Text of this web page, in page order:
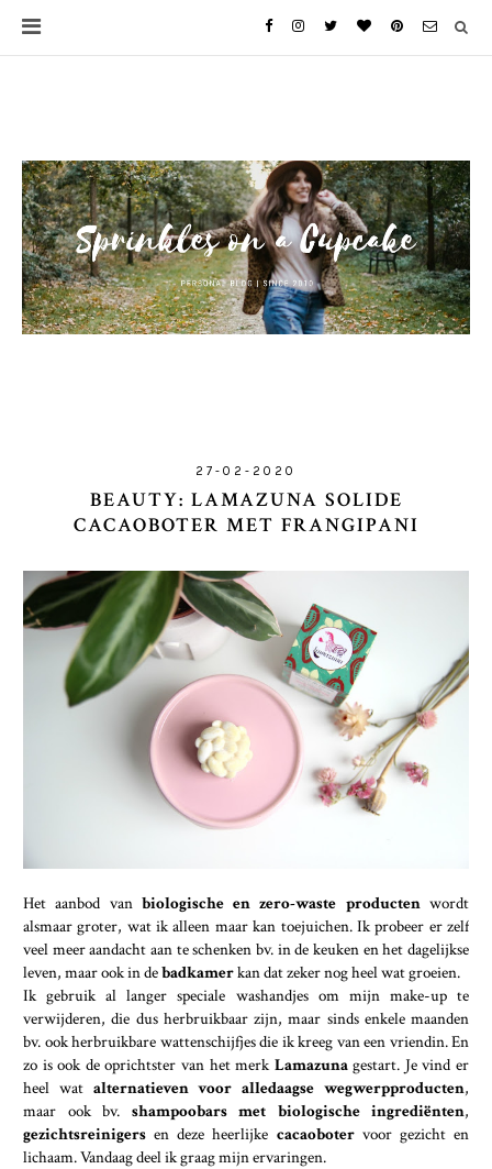
27-02-2020
BEAUTY: LAMAZUNA SOLIDE
CACAOBOTER MET FRANGIPANI
Het aanbod van biologische en zero-waste productenwordt
alsmaar groter, wat ik alleen maar kan toejuichen. Ik probeer er zelf
veel meer aandacht aan te schenken bv. in de keuken en het dagelijkse
leven, maar ook in debadkamerkan dat zeker nog heel wat groeien.
Ik gebruik al langer speciale washandjes om mijn make-up te
verwijderen, die dus herbruikbaar zijn, maar sinds enkele maanden
bv. ook herbruikbare wattenschijfjes die ik kreeg van een vriendin. En
zo is ook de oprichtster van het merk Lamazunagestart. Je vind er
heel wat alternatieven voor alledaagse wegwerpproducten,
maar ook bv. shampoobars met biologische ingrediënten,
gezichtsreinigersen deze heerlijke cacaoboter voor gezicht en
lichaam. Vandaag deel ik graag mijn ervaringen.